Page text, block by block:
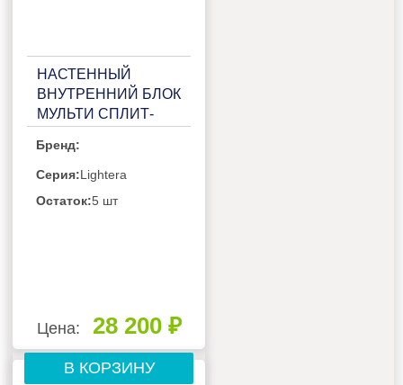
НАСТЕННЫЙ
ВНУТРЕННИЙ БЛОК
МУЛЬТИ СПЛИТ-
LIGHTERA
AS18NS5ERA-B
Бренд:
Серия:Lightera
Остаток:5 шт
Цена: 28 200 ₽
В КОРЗИНУ